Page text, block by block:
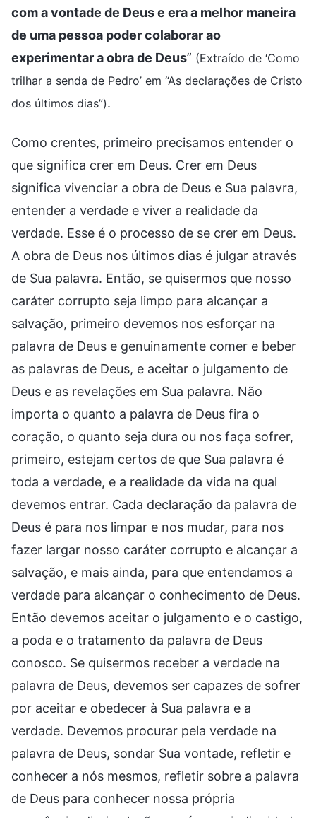
com a vontade de Deus e era a melhor maneira
de uma pessoa poder colaborar ao
experimentar a obra de Deus” (Extraído de ‘Como
trilhar a senda de Pedro’ em “As declarações de Cristo
dos últimos dias”).
Como crentes, primeiro precisamos entender o
que significa crer em Deus. Crer em Deus
significa vivenciar a obra de Deus e Sua palavra,
entender a verdade e viver a realidade da
verdade. Esse é o processo de se crer em Deus.
A obra de Deus nos últimos dias é julgar através
de Sua palavra. Então, se quisermos que nosso
caráter corrupto seja limpo para alcançar a
salvação, primeiro devemos nos esforçar na
palavra de Deus e genuinamente comer e beber
as palavras de Deus, e aceitar o julgamento de
Deus e as revelações em Sua palavra. Não
importa o quanto a palavra de Deus fira o
coração, o quanto seja dura ou nos faça sofrer,
primeiro, estejam certos de que Sua palavra é
toda a verdade, e a realidade da vida na qual
devemos entrar. Cada declaração da palavra de
Deus é para nos limpar e nos mudar, para nos
fazer largar nosso caráter corrupto e alcançar a
salvação, e mais ainda, para que entendamos a
verdade para alcançar o conhecimento de Deus.
Então devemos aceitar o julgamento e o castigo,
a poda e o tratamento da palavra de Deus
conosco. Se quisermos receber a verdade na
palavra de Deus, devemos ser capazes de sofrer
por aceitar e obedecer à Sua palavra e a
verdade. Devemos procurar pela verdade na
palavra de Deus, sondar Sua vontade, refletir e
conhecer a nós mesmos, refletir sobre a palavra
de Deus para conhecer nossa própria